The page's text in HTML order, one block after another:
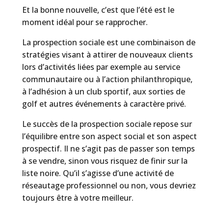
Et la bonne nouvelle, c’est que l’été est le
moment idéal pour se rapprocher.
La prospection sociale est une combinaison de
stratégies visant à attirer de nouveaux clients
lors d’activités liées par exemple au service
communautaire ou à l’action philanthropique,
à l’adhésion à un club sportif, aux sorties de
golf et autres événements à caractère privé.
Le succès de la prospection sociale repose sur
l’équilibre entre son aspect social et son aspect
prospectif. Il ne s’agit pas de passer son temps
à se vendre, sinon vous risquez de finir sur la
liste noire. Qu’il s’agisse d’une activité de
réseautage professionnel ou non, vous devriez
toujours être à votre meilleur.